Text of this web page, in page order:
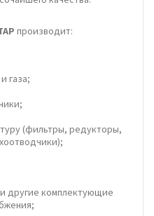
производит:
газа;
(фильтры, редукторы,
другие комплектующие